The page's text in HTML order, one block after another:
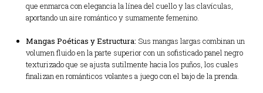
que enmarca con elegancia la línea del cuello y las clavículas,
aportando un aire romántico y sumamente femenino.
Mangas Poéticas y Estructura: Sus mangas largas combinan un
volumen fluido en la parte superior con un sofisticado panel negro
texturizado que se ajusta sutilmente hacia los puños, los cuales
finalizan en románticos volantes a juego con el bajo de la prenda.